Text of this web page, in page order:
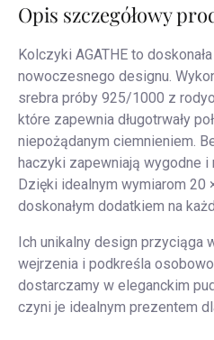
Opis szczegółowy
Kolczyki AGATHE to
nowoczesnego designu.
srebra próby 925/1000 z
które zapewnia długotrwały
niepożądanym ciemnieniem.
haczyki zapewniają wygodne
Dzięki idealnym wymiarom
doskonałym dodatkiem na
Ich unikalny design przyciąga
wejrzenia i podkreśla
dostarczamy w eleganckim
czyni je idealnym prezentem